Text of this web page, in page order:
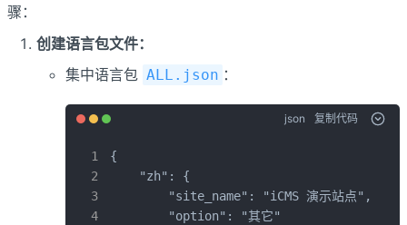
骤：
创建语言包文件：
集中语言包 ALL.json ：
json 复制代码
{
    "zh": {
        "site_name": "iCMS 演示站点",
        "option": "其它"